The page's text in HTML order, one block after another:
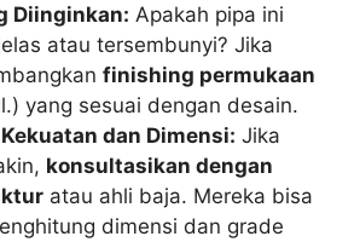
Diinginkan: Apakah pipa ini
atau tersembunyi? Jika
finishing permukaan
yang sesuai dengan desain.
dan Dimensi: Jika
konsultasikan dengan
atau ahli baja. Mereka bisa
dimensi dan grade